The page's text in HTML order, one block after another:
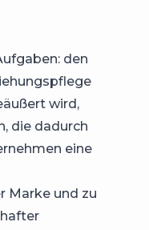
den
wird,
die dadurch
eine
Marke und zu